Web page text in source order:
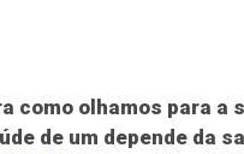
como olhamos para a
de um depende da